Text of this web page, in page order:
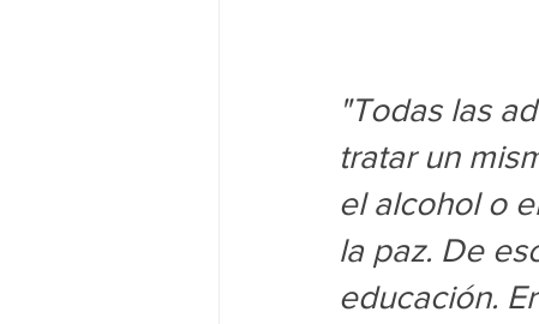
"Todas las
tratar un
el alcohol o
la paz. De
educación.